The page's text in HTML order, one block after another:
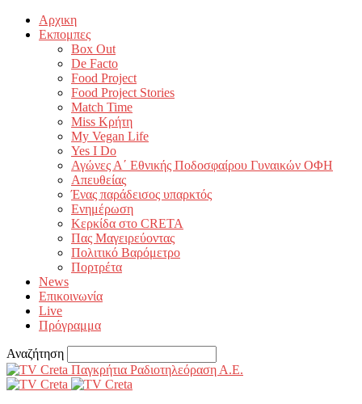
Αρχικη
Εκπομπες
Box Out
De Facto
Food Project
Food Project Stories
Match Time
Miss Κρήτη
My Vegan Life
Yes I Do
Αγώνες Α΄ Εθνικής Ποδοσφαίρου Γυναικών ΟΦΗ
Απευθείας
Ένας παράδεισος υπαρκτός
Ενημέρωση
Κερκίδα στο CRETA
Πας Μαγειρεύοντας
Πολιτικό Βαρόμετρο
Πορτρέτα
News
Επικοινωνία
Live
Πρόγραμμα
Αναζήτηση
Παγκρήτια Ραδιοτηλεόραση Α.Ε.